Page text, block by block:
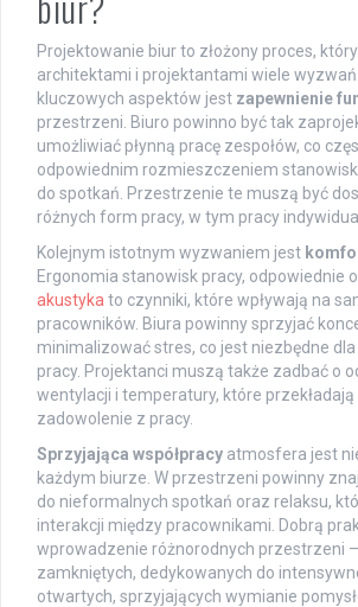
Projektowanie biur to złożony proces,
architektami i projektantami wiele
kluczowych aspektów jest zapewnienie
przestrzeni. Biuro powinno być tak
umożliwiać płynną pracę zespołów, co
odpowiednim rozmieszczeniem
do spotkań. Przestrzenie te muszą być
różnych form pracy, w tym pracy
Kolejnym istotnym wyzwaniem jest
Ergonomia stanowisk pracy, odpowiednie
akustyka to czynniki, które wpływają na
pracowników. Biura powinny sprzyjać
minimalizować stres, co jest niezbędne
pracy. Projektanci muszą także zadbać o
wentylacji i temperatury, które przekładają
zadowolenie z pracy.
Sprzyjająca współpracy atmosfera jest
każdym biurze. W przestrzeni powinny
do nieformalnych spotkań oraz relaksu,
interakcji między pracownikami. Dobrą
wprowadzenie różnorodnych przestrzeni
zamkniętych, dedykowanych do
otwartych, sprzyjających wymianie